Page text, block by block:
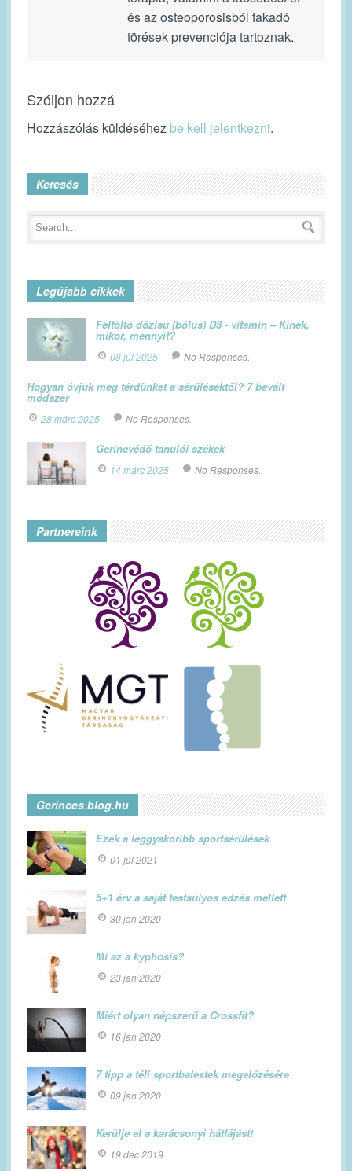
és az osteoporosisból fakadó
törések prevenciója tartoznak.
Szóljon hozzá
Hozzászólás küldéséhez be kell jelentkezni.
Keresés
Legújabb cikkek
Feltöltő dózisú (bólus) D3 - vitamin – Kinek,
mikor, mennyit?
08 júl 2025 No Responses.
Hogyan óvjuk meg térdünket a sérülésektől? 7 bevált
módszer
28 márc 2025 No Responses.
Gerincvédő tanulói székek
14 márc 2025 No Responses.
Partnereink
Gerinces.blog.hu
Ezek a leggyakoribb sportsérülések
01 júl 2021
5+1 érv a saját testsúlyos edzés mellett
30 jan 2020
Mi az a kyphosis?
23 jan 2020
Miért olyan népszerű a Crossfit?
16 jan 2020
7 tipp a téli sportbalestek megelőzésére
09 jan 2020
Kerülje el a karácsonyi hátfájást!
19 dec 2019